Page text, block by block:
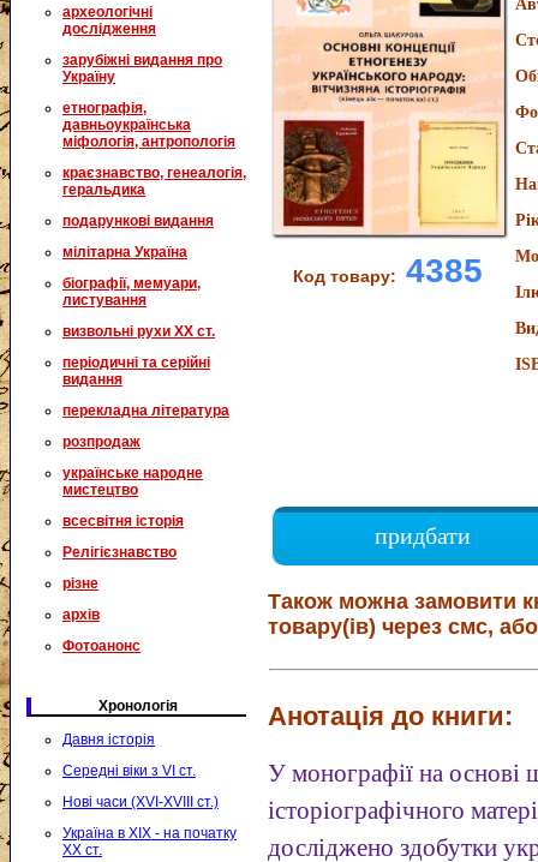
археологічні
дослідження
зарубіжні видання про
Україну
етнографія,
давньоукраїнська
міфологія, антропологія
краєзнавство, генеалогія,
геральдика
подарункові видання
мілітарна Україна
біографії, мемуари,
листування
визвольні рухи XX ст.
періодичні та серійні
видання
перекладна література
розпродаж
українське народне
мистецтво
всесвітня історія
Релігієзнавство
різне
архів
Фотоанонс
Хронологія
Давня історія
Середні віки з VI ст.
Нові часи (XVI-XVIII ст.)
Україна в XIX - на початку
XX ст.
Код товару: 4385
придбати
Також можна замовити
товару(ів) через смс,
Анотація до книги:
У монографії на основі
історіографічного
досліджено здобутки